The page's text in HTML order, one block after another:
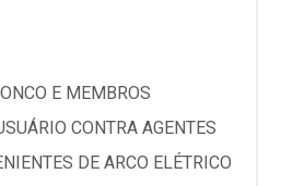
E MEMBROS
CONTRA AGENTES
DE ARCO ELÉTRICO